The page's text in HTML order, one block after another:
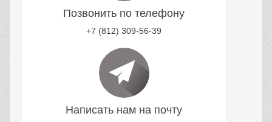
Позвонить по телефону
+7 (812) 309-56-39
Написать нам на почту